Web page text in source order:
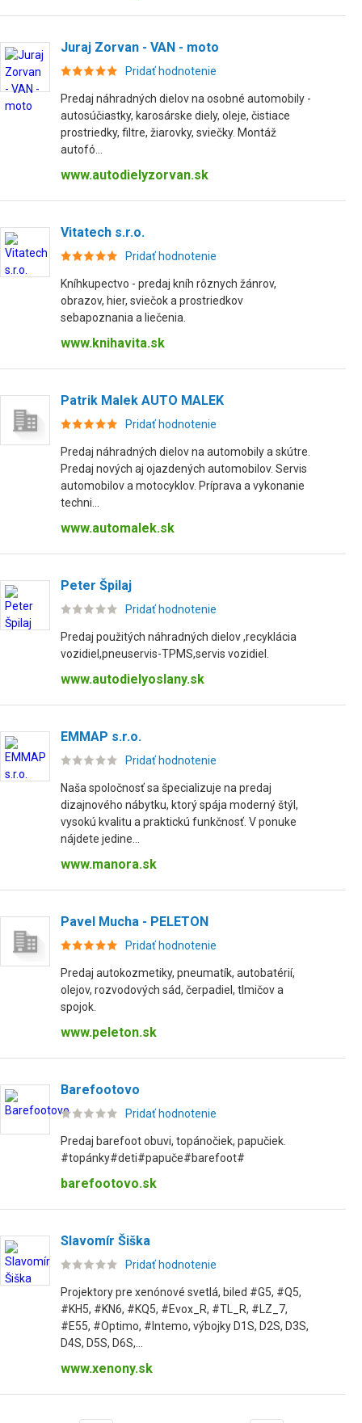
Juraj Zorvan - VAN - moto
Pridať hodnotenie
Predaj náhradných dielov na osobné automobily -
autosúčiastky, karosárske diely, oleje, čistiace
prostriedky, filtre, žiarovky, sviečky. Montáž
autofó...
www.autodielyzorvan.sk
Vitatech s.r.o.
Pridať hodnotenie
Kníhkupectvo - predaj kníh rôznych žánrov,
obrazov, hier, sviečok a prostriedkov
sebapoznania a liečenia.
www.knihavita.sk
Patrik Malek AUTO MALEK
Pridať hodnotenie
Predaj náhradných dielov na automobily a skútre.
Predaj nových aj ojazdených automobilov. Servis
automobilov a motocyklov. Príprava a vykonanie
techni...
www.automalek.sk
Peter Špilaj
Pridať hodnotenie
Predaj použitých náhradných dielov ,recyklácia
vozidiel,pneuservis-TPMS,servis vozidiel.
www.autodielyoslany.sk
EMMAP s.r.o.
Pridať hodnotenie
Naša spoločnosť sa špecializuje na predaj
dizajnového nábytku, ktorý spája moderný štýl,
vysokú kvalitu a praktickú funkčnosť. V ponuke
nájdete jedine...
www.manora.sk
Pavel Mucha - PELETON
Pridať hodnotenie
Predaj autokozmetiky, pneumatík, autobatérií,
olejov, rozvodových sád, čerpadiel, tlmičov a
spojok.
www.peleton.sk
Barefootovo
Pridať hodnotenie
Predaj barefoot obuvi, topánočiek, papučiek.
#topánky#deti#papuče#barefoot#
barefootovo.sk
Slavomír Šiška
Pridať hodnotenie
Projektory pre xenónové svetlá, biled #G5, #Q5,
#KH5, #KN6, #KQ5, #Evox_R, #TL_R, #LZ_7,
#E55, #Optimo, #Intemo, výbojky D1S, D2S, D3S,
D4S, D5S, D6S,...
www.xenony.sk